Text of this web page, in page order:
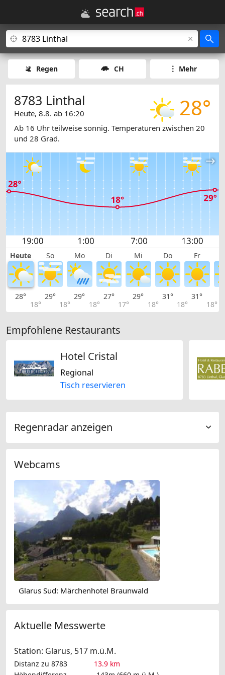
Regen CH Mehr
28°
8783 Linthal
Heute, 8.8. ab 16:20
Ab 16 Uhr teilweise sonnig. Temperaturen zwischen 20
und 28 Grad.
Heute So Mo Di Mi Do Fr
28°
18°
29°
18°
29°
18°
27°
17°
29°
18°
31°
18°
31°
18°
Empfohlene Restaurants
Hotel Cristal
Regional
Tisch reservieren
Regenradar anzeigen
Webcams
Glarus Sud: Märchenhotel Braunwald
Aktuelle Messwerte
Station: Glarus, 517 m.ü.M.
Distanz zu 8783
13.9 km